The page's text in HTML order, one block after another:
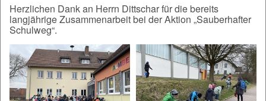
Herzlichen Dank an Herrn Dittschar für die bereits
langjährige Zusammenarbeit bei der Aktion „Sauberhafter
Schulweg“.